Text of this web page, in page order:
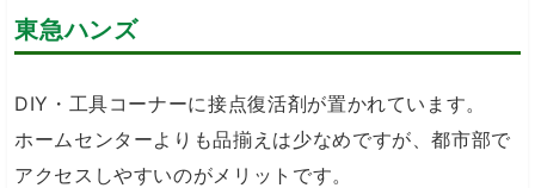
東急ハンズ
DIY・工具コーナーに接点復活剤が置かれています。
ホームセンターよりも品揃えは少なめですが、都市部で
アクセスしやすいのがメリットです。